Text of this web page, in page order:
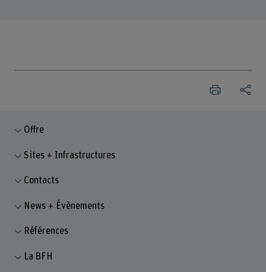
Offre
Sites + Infrastructures
Contacts
News + Évènements
Références
La BFH